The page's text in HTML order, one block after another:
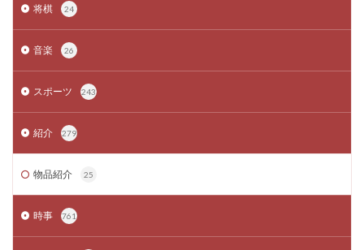
将棋 24
音楽 26
スポーツ 243
紹介 279
物品紹介 25
時事 761